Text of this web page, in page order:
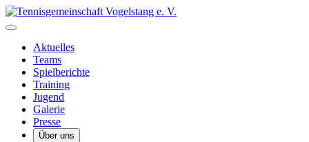
Aktuelles
Teams
Spielberichte
Training
Jugend
Galerie
Presse
Über uns